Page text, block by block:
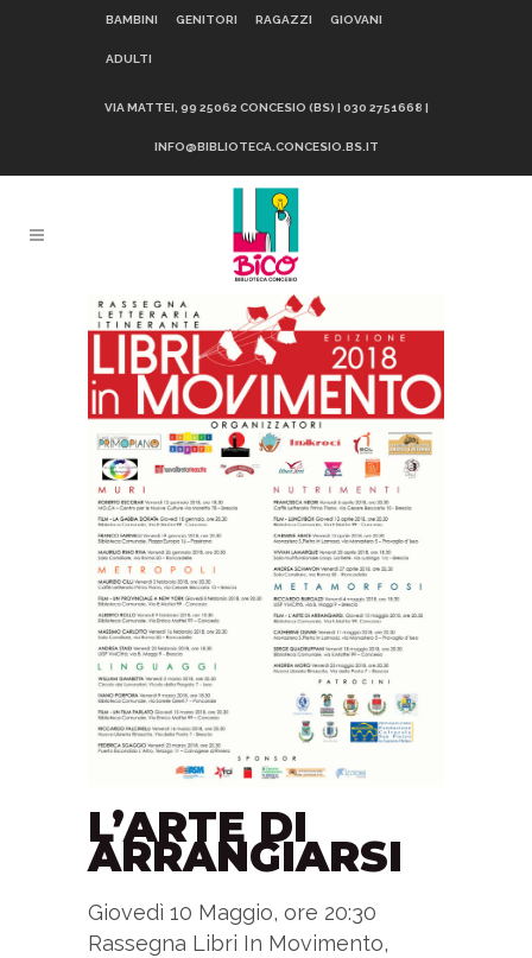
BAMBINI GENITORI RAGAZZI GIOVANI
ADULTI
VIA MATTEI, 99 25062 CONCESIO (BS) | 030 2751668 |
INFO@BIBLIOTECA.CONCESIO.BS.IT
L’ARTE DI
ARRANGIARSI
Giovedì 10 Maggio, ore 20:30
Rassegna Libri In Movimento,